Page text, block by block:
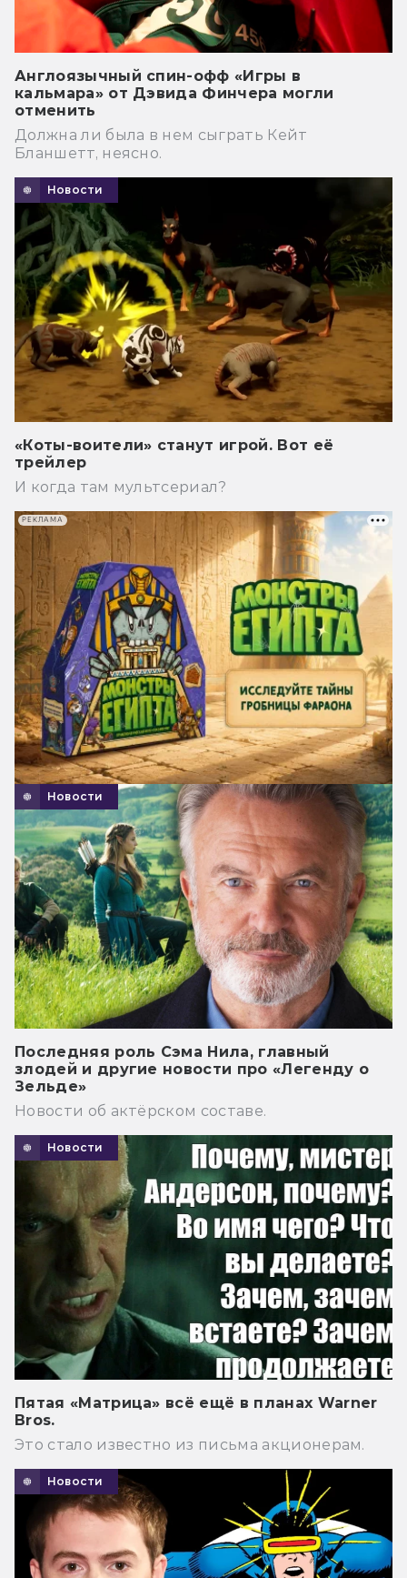
Англоязычный спин-офф «Игры в
кальмара» от Дэвида Финчера могли
отменить
Должна ли была в нем сыграть Кейт
Бланшетт, неясно.
Новости
«Коты-воители» станут игрой. Вот её
трейлер
И когда там мультсериал?
Новости
Последняя роль Сэма Нила, главный
злодей и другие новости про «Легенду о
Зельде»
Новости об актёрском составе.
Новости
Пятая «Матрица» всё ещё в планах Warner
Bros.
Это стало известно из письма акционерам.
Новости
РЕКЛАМА